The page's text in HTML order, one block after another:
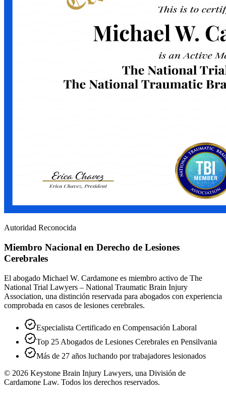
Autoridad Reconocida
Miembro Nacional en Derecho de Lesiones
Cerebrales
El abogado Michael W. Cardamone es miembro activo de The
National Trial Lawyers – National Traumatic Brain Injury
Association, una distinción reservada para abogados con experiencia
comprobada en casos de lesiones cerebrales.
Especialista Certificado en Compensación Laboral
Top 25 Abogados de Lesiones Cerebrales en Pensilvania
Más de 27 años luchando por trabajadores lesionados
© 2026 Keystone Brain Injury Lawyers, una División de
Cardamone Law. Todos los derechos reservados.